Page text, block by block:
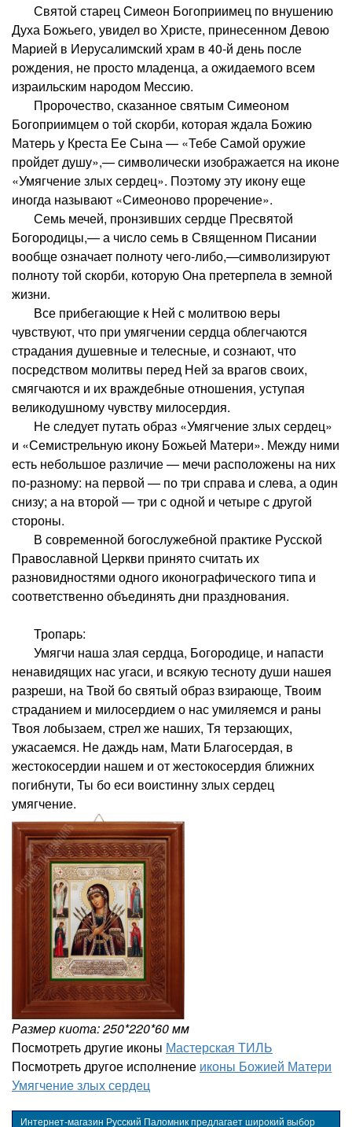
Святой старец Симеон Богоприимец по внушению
Духа Божьего, увидел во Христе, принесенном Девою
Марией в Иерусалимский храм в 40-й день после
рождения, не просто младенца, а ожидаемого всем
израильским народом Мессию.
Пророчество, сказанное святым Симеоном
Богоприимцем о той скорби, которая ждала Божию
Матерь у Креста Ее Сына — «Тебе Самой оружие
пройдет душу»,— символически изображается на иконе
«Умягчение злых сердец». Поэтому эту икону еще
иногда называют «Симеоново проречение».
Семь мечей, пронзивших сердце Пресвятой
Богородицы,— а число семь в Священном Писании
вообще означает полноту чего-либо,—символизируют
полноту той скорби, которую Она претерпела в земной
жизни.
Все прибегающие к Ней с молитвою веры
чувствуют, что при умягчении сердца облегчаются
страдания душевные и телесные, и сознают, что
посредством молитвы перед Ней за врагов своих,
смягчаются и их враждебные отношения, уступая
великодушному чувству милосердия.
Не следует путать образ «Умягчение злых сердец»
и «Семистрельную икону Божьей Матери». Между ними
есть небольшое различие — мечи расположены на них
по-разному: на первой — по три справа и слева, а один
снизу; а на второй — три с одной и четыре с другой
стороны.
В современной богослужебной практике Русской
Православной Церкви принято считать их
разновидностями одного иконографического типа и
соответственно объединять дни празднования.
Тропарь:
Умягчи наша злая сердца, Богородице, и напасти
ненавидящих нас угаси, и всякую тесноту души нашея
разреши, на Твой бо святый образ взирающе, Твоим
страданием и милосердием о нас умиляемся и раны
Твоя лобызаем, стрел же наших, Тя терзающих,
ужасаемся. Не даждь нам, Мати Благосердая, в
жестокосердии нашем и от жестокосердия ближних
погибнути, Ты бо еси воистинну злых сердец
умягчение.
Размер киота: 250*220*60 мм
Посмотреть другие иконы Мастерская ТИЛЬ
Посмотреть другое исполнение иконы Божией Матери
Умягчение злых сердец
Интернет-магазин Русский Паломник предлагает широкий выбор